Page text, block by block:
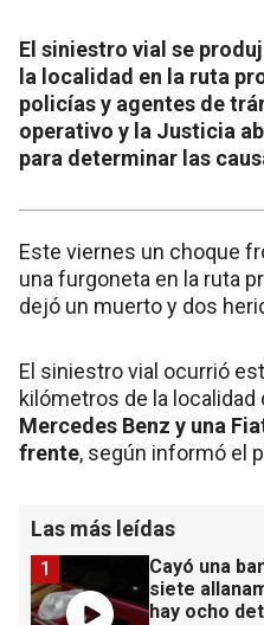
El siniestro vial se
la localidad en la ruta
policías y agentes de
operativo y la Justicia
para determinar las
Este viernes un choque
una furgoneta en la ruta
dejó un muerto y dos
El siniestro vial ocurrió
kilómetros de la localidad
Mercedes Benz y una
frente, según informó el
Las más leídas
Cayó una
siete
hay ocho
1